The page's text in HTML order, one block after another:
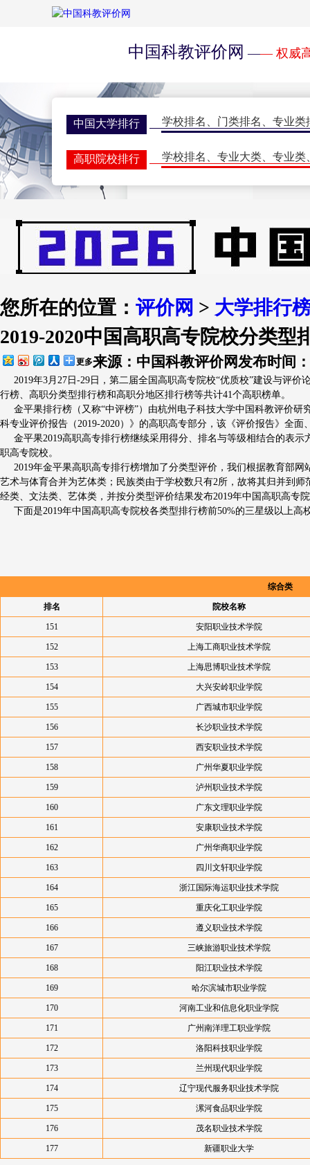
中国科教评价网 —— 权威
中国大学排行 学校排名 门类排名 专业类
高职院校排行 学校排名 专业大类 专业类
研究生排行榜
世界大学排名 一流大学 一流学科 、指标排
学术期刊排行 评价动态 征集系
学术会议 双一流会议 、 双高会议 、期刊
排行简介 评价指标 出版物 大学
您所在的位置： 评价网 > 大学排行
2019-2020中国高职高专院校分类型
来源：中国科教评价网发布时间
更多
2019年3月27日-29日，第二届全国高职高专院校“优质校”建设与评价
行榜、高职分类型排行榜和高职分地区排行榜等共计41个高职榜单。
金平果排行榜（又称“中评榜”）由杭州电子科技大学中国科教评价研
科专业评价报告（2019-2020）》的高职高专部分，该《评价报告》全
金平果2019高职高专排行榜继续采用得分、排名与等级相结合的表
职高专院校。
2019年金平果高职高专排行榜增加了分类型评价，我们根据教育部网
艺术与体育合并为艺体类；民族类由于学校数只有2所，故将其归并到
经类、文法类、艺体类，并按分类型评价结果发布2019年中国高职高专
下面是2019年中国高职高专院校各类型排行榜前50%的三星级以上高
综合类
排名 院校名称
151 安阳职业技术学院
152 上海工商职业技术学院
153 上海思博职业技术学院
154 大兴安岭职业学院
155 广西城市职业学院
156 长沙职业技术学院
157 西安职业技术学院
158 广州华夏职业学院
159 泸州职业技术学院
160 广东文理职业学院
161 安康职业技术学院
162 广州华商职业学院
163 四川文轩职业学院
164 浙江国际海运职业技术学院
165 重庆化工职业学院
166 遵义职业技术学院
167 三峡旅游职业技术学院
168 阳江职业技术学院
169 哈尔滨城市职业学院
170 河南工业和信息化职业学院
171 广州南洋理工职业学院
172 洛阳科技职业学院
173 兰州现代职业学院
174 辽宁现代服务职业技术学院
175 漯河食品职业学院
176 茂名职业技术学院
177 新疆职业大学